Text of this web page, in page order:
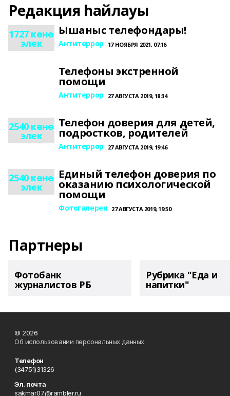
Редакция һайлауы
1727 көнө
элек
Ышаныс телефондары!
Антитеррор 17 НОЯБРЯ 2021, 07:16
Телефоны экстренной
помощи
Антитеррор 27 АВГУСТА 2019, 18:34
2540 көнө
элек
Телефон доверия для детей,
подростков, родителей
Антитеррор 27 АВГУСТА 2019, 19:46
2540 көнө
элек
Единый телефон доверия по
оказанию психологической
помощи
Фотогалерея 27 АВГУСТА 2019, 19:50
Партнеры
Фотобанк
журналистов РБ
Рубрика "Еда и
напитки"
© 2026
Об использовании персональных данных
Телефон
(34751)31326
Эл. почта
sakmar07@rambler.ru